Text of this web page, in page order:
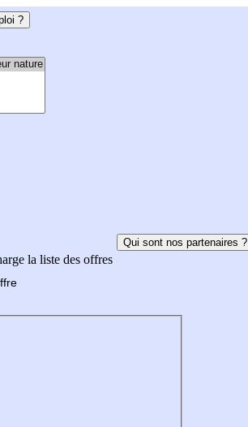
?
la liste des offres
Qui sont nos partenaires ?